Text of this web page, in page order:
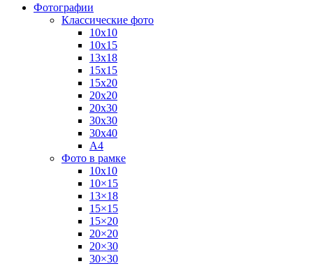
Фотографии
Классические фото
10х10
10х15
13х18
15х15
15х20
20х20
20х30
30х30
30х40
А4
Фото в рамке
10х10
10×15
13×18
15×15
15×20
20×20
20×30
30×30